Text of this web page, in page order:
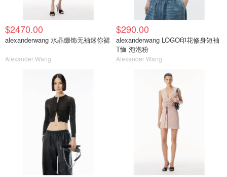
$2470.00
alexanderwang 水晶缀饰无袖迷你裙
Alexander Wang
$290.00
alexanderwang LOGO印花修身短袖
T恤 泡泡粉
Alexander Wang